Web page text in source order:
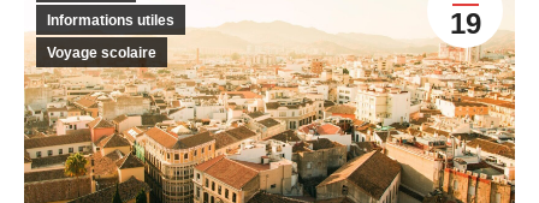
19
Informations utiles
Voyage scolaire